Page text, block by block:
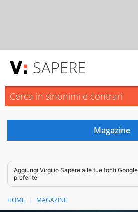
SAPERE
Aggiungi Virgilio Sapere alle tue fonti Google
preferite
HOME MAGAZINE